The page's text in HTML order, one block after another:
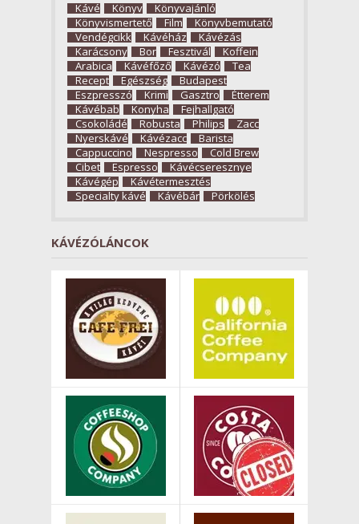
Kávé Könyv
Könyvajánló
Könyvismertető
Film
Könyvbemutató
Vendégcikk
Kávéház
Kávézás
Karácsony
Bor Fesztivál
Koffein
Arabica
Kávéfőző Kávézó
Tea
Recept
Egészség
Budapest
Eszpresszó
Krimi Gasztro
Étterem
Kávébab
Konyha
Fejhallgató
Csokoládé
Robusta Philips
Zacc
Nyerskávé
Kávézacc
Barista
Cappuccino
Nespresso
Cold Brew
Cibet
Espresso
Kávécseresznye
Kávégép
Kávétermesztés
Specialty kávé
Kávébár Pörkölés
KÁVÉZÓLÁNCOK